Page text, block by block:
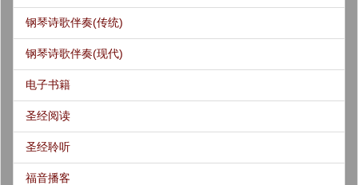
钢琴诗歌伴奏(传统)
钢琴诗歌伴奏(现代)
电子书籍
圣经阅读
圣经聆听
福音播客